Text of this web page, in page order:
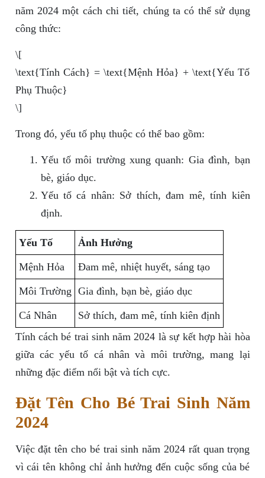
năm 2024 một cách chi tiết, chúng ta có thể sử dụng
công thức:
\[
\text{Tính Cách} = \text{Mệnh Hỏa} + \text{Yếu Tố
Phụ Thuộc}
\]
Trong đó, yếu tố phụ thuộc có thể bao gồm:
Yếu tố môi trường xung quanh: Gia đình, bạn
bè, giáo dục.
Yếu tố cá nhân: Sở thích, đam mê, tính kiên
định.
Yếu Tố Ảnh Hưởng
Mệnh Hỏa Đam mê, nhiệt huyết, sáng tạo
Môi Trường Gia đình, bạn bè, giáo dục
Cá Nhân
Sở thích, đam mê, tính kiên định
Tính cách bé trai sinh năm 2024 là sự kết hợp hài hòa
giữa các yếu tố cá nhân và môi trường, mang lại
những đặc điểm nổi bật và tích cực.
Đặt Tên Cho Bé Trai Sinh Năm
2024
Việc đặt tên cho bé trai sinh năm 2024 rất quan trọng
vì cái tên không chỉ ảnh hưởng đến cuộc sống của bé